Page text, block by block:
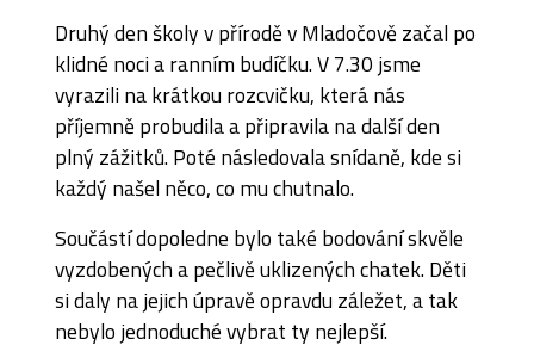
Druhý den školy v přírodě v Mladočově začal po
klidné noci a ranním budíčku. V 7.30 jsme
vyrazili na krátkou rozcvičku, která nás
příjemně probudila a připravila na další den
plný zážitků. Poté následovala snídaně, kde si
každý našel něco, co mu chutnalo.
Součástí dopoledne bylo také bodování skvěle
vyzdobených a pečlivě uklizených chatek. Děti
si daly na jejich úpravě opravdu záležet, a tak
nebylo jednoduché vybrat ty nejlepší.